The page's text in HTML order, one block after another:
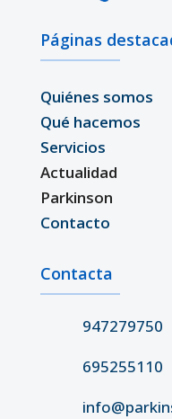
Páginas
Quiénes somos
Qué hacemos
Servicios
Actualidad
Parkinson
Contacto
Contacta
947279750
695255110